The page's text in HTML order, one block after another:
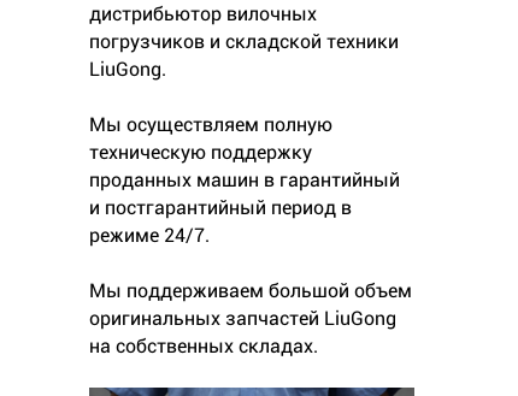
дистрибьютор вилочных
погрузчиков и складской техники
LiuGong.
Мы осуществляем полную
техническую поддержку
проданных машин в гарантийный
и постгарантийный период в
режиме 24/7.
Мы поддерживаем большой объем
оригинальных запчастей LiuGong
на собственных складах.